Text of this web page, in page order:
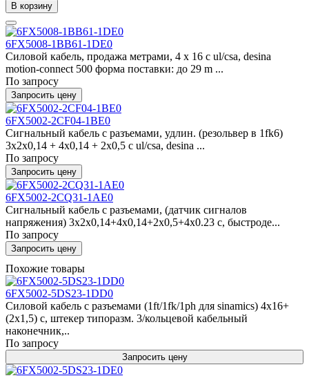
В корзину
6FX5008-1BB61-1DE0
Силовой кабель, продажа метрами, 4 x 16 c ul/csa, desina
motion-connect 500 форма поставки: до 29 m ...
По запросу
Запросить цену
6FX5002-2CF04-1BE0
Сигнальный кабель с разъемами, удлин. (резольвер в 1fk6)
3x2x0,14 + 4x0,14 + 2x0,5 c ul/csa, desina ...
По запросу
Запросить цену
6FX5002-2CQ31-1AE0
Сигнальный кабель с разъемами, (датчик сигналов
напряжения) 3x2x0,14+4x0,14+2x0,5+4x0.23 c, быстроде...
По запросу
Запросить цену
Похожие товары
6FX5002-5DS23-1DD0
Силовой кабель с разъемами (1ft/1fk/1ph для sinamics) 4x16+
(2x1,5) c, штекер типоразм. 3/кольцевой кабельный
наконечник,..
По запросу
Запросить цену